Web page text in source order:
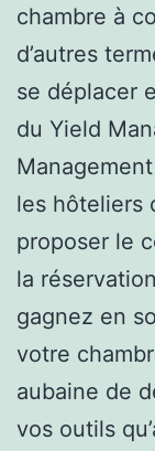
chambre à
d’autres
se déplacer
du Yield
les hôteliers
proposer le
la
gagnez en
votre
aubaine de
vos outils